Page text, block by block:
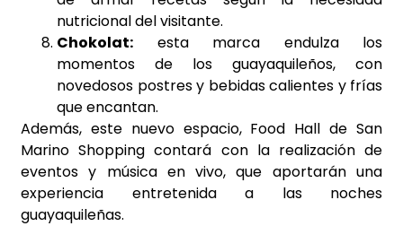
nutricional del visitante.
Chokolat: esta marca endulza los
momentos de los guayaquileños, con
novedosos postres y bebidas calientes y frías
que encantan.
Además, este nuevo espacio, Food Hall de San
Marino Shopping contará con la realización de
eventos y música en vivo, que aportarán una
experiencia entretenida a las noches
guayaquileñas.